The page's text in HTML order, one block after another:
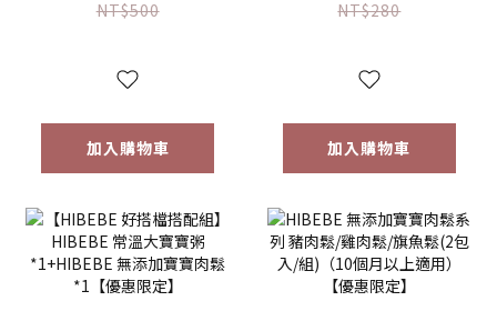
2包/盒｜虱目魚湯
6m+｜常溫｜【優
NT$500
加入購物車
莓葡萄/芒果(150g/
NT$280
加入購物車